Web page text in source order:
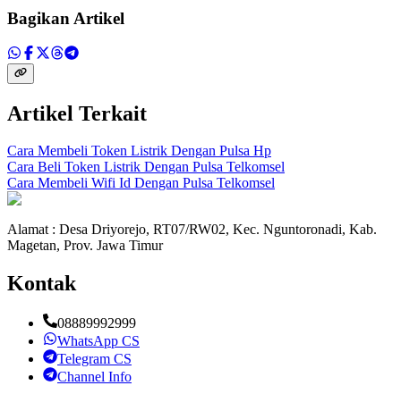
Bagikan Artikel
Artikel Terkait
Cara Membeli Token Listrik Dengan Pulsa Hp
Cara Beli Token Listrik Dengan Pulsa Telkomsel
Cara Membeli Wifi Id Dengan Pulsa Telkomsel
Alamat : Desa Driyorejo, RT07/RW02, Kec. Nguntoronadi, Kab.
Magetan, Prov. Jawa Timur
Kontak
08889992999
WhatsApp CS
Telegram CS
Channel Info